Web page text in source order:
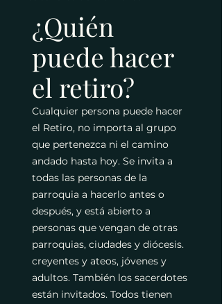
¿Quién
puede hacer
el retiro?
Cualquier persona puede hacer
el Retiro, no importa al grupo
que pertenezca ni el camino
andado hasta hoy. Se invita a
todas las personas de la
parroquia a hacerlo antes o
después, y está abierto a
personas que vengan de otras
parroquias, ciudades y diócesis.
creyentes y ateos, jóvenes y
adultos. También los sacerdotes
están invitados. Todos tienen